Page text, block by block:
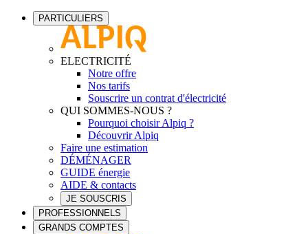
PARTICULIERS
ELECTRICITÉ
Notre offre
Nos tarifs
Souscrire un contrat d'électricité
QUI SOMMES-NOUS ?
Pourquoi choisir Alpiq ?
Découvrir Alpiq
Faire une estimation
DÉMÉNAGER
GUIDE énergie
AIDE & contacts
JE SOUSCRIS
PROFESSIONNELS
GRANDS COMPTES